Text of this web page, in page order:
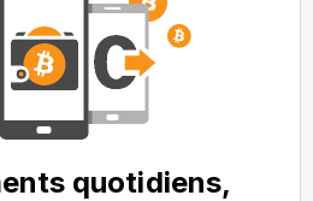
quotidiens,